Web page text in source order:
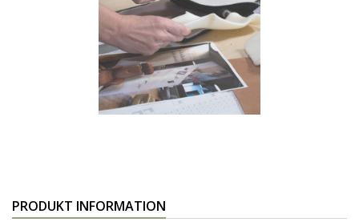
PRODUKT INFORMATION